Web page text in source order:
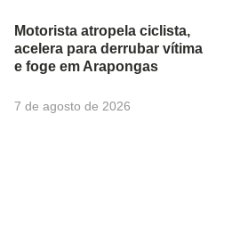
Motorista atropela ciclista,
acelera para derrubar vítima
e foge em Arapongas
7 de agosto de 2026